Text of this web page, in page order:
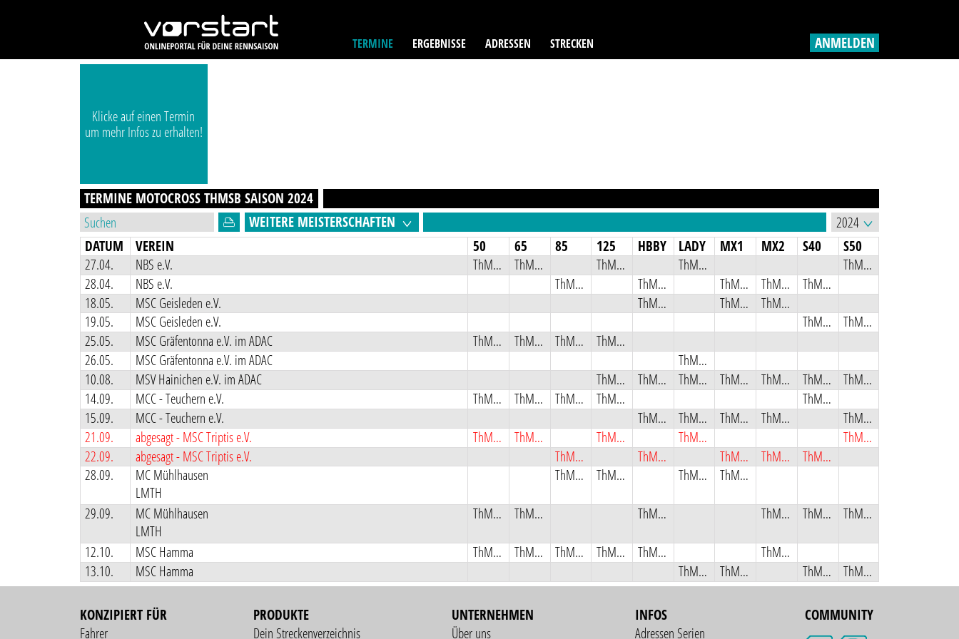
TERMINE ERGEBNISSE ADRESSEN STRECKEN ANMELDEN
Klicke auf einen Termin
um mehr Infos zu erhalten!
TERMINE MOTOCROSS THMSBSAISON2024
WEITERE MEISTERSCHAFTEN
DATUM
VEREIN 50 65 85 125 HBBY LADY MX1 MX2 S40
S50
27.04.
NBS e.V. ThMSB ThMSB ThMSB ThMSB
ThMSB
28.04.
NBS e.V. ThMSB ThMSB ThMSB ThMSB
ThMSB
18.05.
MSC Geisleden e.V. ThMSB ThMSB
ThMSB
19.05.
MSC Geisleden e.V. ThMSB
ThMSB
25.05.
MSC Gräfentonna e.V. im ADAC ThMSB ThMSB ThMSB
ThMSB
26.05.
MSC Gräfentonna e.V. im ADAC
ThMSB
10.08.
MSV Hainichen e.V. im ADAC ThMSB ThMSB ThMSB ThMSB ThMSB ThMSB
ThMSB
14.09.
MCC - Teuchern e.V. ThMSB ThMSB ThMSB ThMSB
ThMSB
15.09.
MCC - Teuchern e.V. ThMSB ThMSB ThMSB ThMSB
ThMSB
21.09.
abgesagt - MSC Triptis e.V. ThMSB ThMSB ThMSB ThMSB
ThMSB
22.09.
abgesagt - MSC Triptis e.V. ThMSB ThMSB ThMSB ThMSB
ThMSB
28.09.
MC Mühlhausen
LMTH
ThMSB ThMSB ThMSB ThMSB
29.09.
MC Mühlhausen
LMTH
ThMSB ThMSB ThMSB ThMSB ThMSB ThMSB
12.10. MSC Hamma ThMSB ThMSB ThMSB ThMSB ThMSB
ThMSB
13.10.
MSC Hamma ThMSB ThMSB ThMSB ThMSB
KONZIPIERT FÜR
Fahrer
PRODUKTE
Dein Streckenverzeichnis
UNTERNEHMEN
Über uns
INFOS
Adressen Serien
COMMUNITY